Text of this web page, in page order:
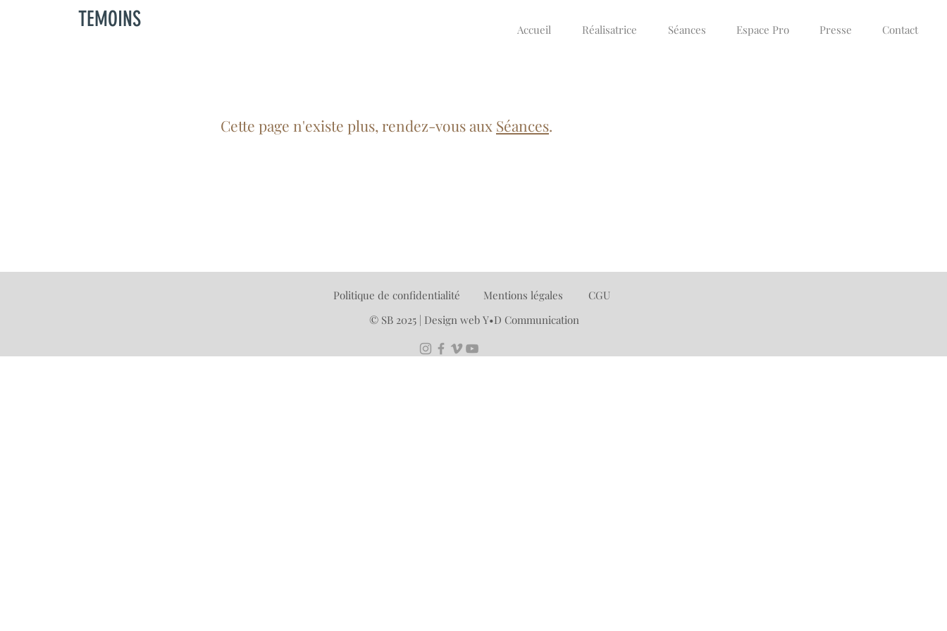
TEMOINS Accueil Réalisatrice Séances Espace Pro Presse Contact
Cette page n'existe plus, rendez-vous aux Séances.
Politique de confidentialité Mentions légales
CGU
© SB 2025 | Design web Y•D Communication